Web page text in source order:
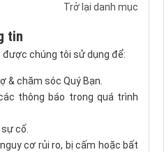
Trở lại danh mục
tin
chúng tôi sử dụng để:
& chăm sóc Quý Bạn.
thông báo trong quá trình
cố.
cơ rủi ro, bị cấm hoặc bất